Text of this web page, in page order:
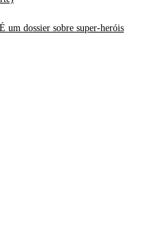
dossier sobre super-heróis